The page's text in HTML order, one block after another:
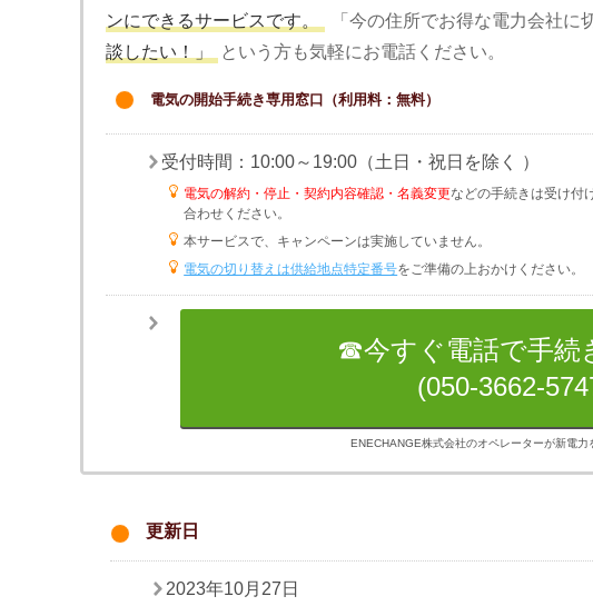
ンにできるサービスです。
「今の住所でお得な電力会社に
談したい！」
という方も気軽にお電話ください。
電気の開始手続き専用窓口（利用料：無料）
受付時間：10:00～19:00（土日・祝日を除く ）
電気の解約・停止・契約内容確認・名義変更などの手続きは受け付
合わせください。
本サービスで、キャンペーンは実施していません。
電気の切り替えは供給地点特定番号をご準備の上おかけください。
☎今すぐ電話で手続
(050-3662-
ENECHANGE株式会社のオペレーターが新電力
更新日
2023年10月27日